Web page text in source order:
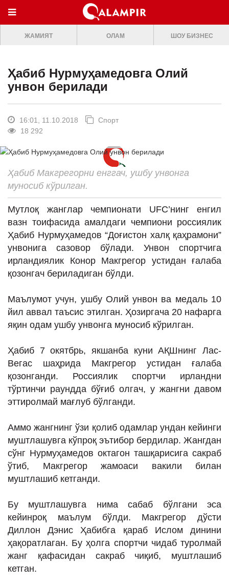
МЕНЮ
ONLINE TV
ЖАМИЯТ
ШОУ-БИЗНЕС
Мусиқа
Клип
Кино
Театр
ИНТЕРВЬЮ
Таҳлил
Бу қизиқ
СПОРТ
ЖАМИЯТ ОЛАМ ШОУ БИЗНЕС
Ҳабиб Нурмуҳамедовга Олий
унвон берилади
16:01, 11.10.2018
Спорт
18 292
Ҳабиб Макгрегорни енггач, ушбу унвонга
муносиб кўрилган.
Мутлоқ жанглар чемпионати UFC’нинг енгил
вазн тоифасида амалдаги чемпиони россиялик
Ҳабиб Нурмуҳамедов “Доғистон халқ қаҳрамони”
унвонига сазовор бўлади. Унвон спортчига
ирландиялик Конор Макгрегор устидан ғалаба
қозонгач бериладиган бўлди.
Маълумот учун, ушбу Олий унвон ва медаль 10
йил аввал таъсис этилган. Ҳозиргача 20 нафарга
яқин одам ушбу унвонга муносиб кўрилган.
Ҳабиб 7 окятбрь, якшанба куни АҚШнинг Лас-
Вегас шаҳрида Макгрегор устидан ғалаба
қозонганди. Россиялик спортчи ирландни
тўртинчи раундда бўғиб олгач, у жангни давом
эттиролмай мағлуб бўлганди.
Аммо жангнинг ўзи қолиб одамлар ундан кейинги
муштлашувга кўпроқ эътибор бердилар. Жангдан
сўнг Нурмуҳамедов октагон ташқарисига сакраб
ўтиб, Макгрегор жамоаси вакили билан
муштлашиб кетганди.
Бу муштлашувга нима сабаб бўлгани эса
кейинроқ маълум бўлди. Макгрегор дўсти
Диллон Дэнис Ҳабибга қараб Ислом динини
ҳақоратлаган. Бу ҳолга спортчи чидаб туролмай
жанг қафасидан сакраб чиқиб, муштлашиб
кетган.